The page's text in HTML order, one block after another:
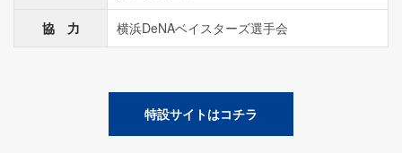
協 力 横浜DeNAベイスターズ選手会
特設サイトはコチラ